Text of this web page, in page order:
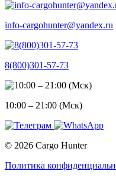
info-cargohunter@yandex.ru
8(800)301-57-73
10:00 – 21:00 (Мск)
© 2026 Cargo Hunter
Политика